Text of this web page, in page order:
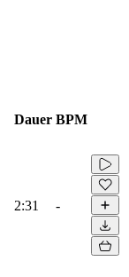
Dauer BPM
2:31 -